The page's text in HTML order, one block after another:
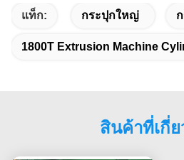
แท็ก: กระปุกใหญ่
1800T Extrusion Machine
สินค้าที่เกี่ย